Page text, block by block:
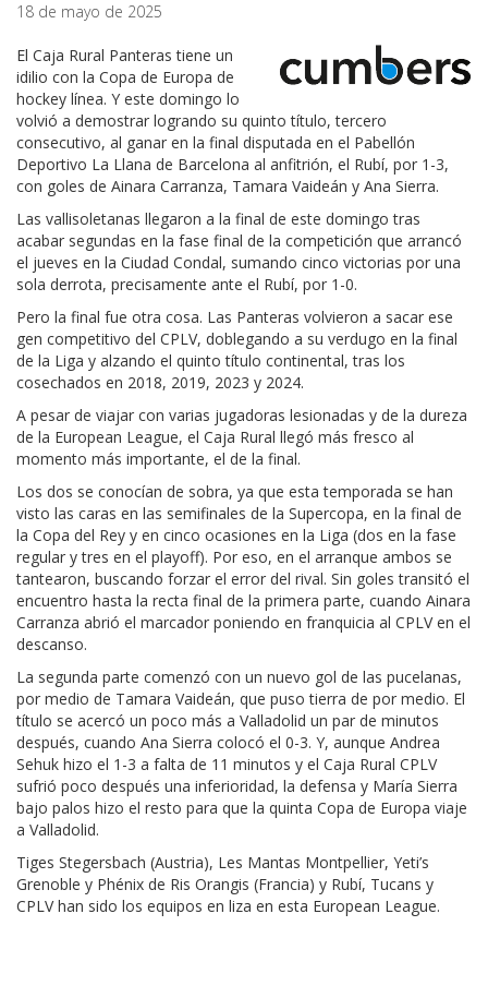
18 de mayo de 2025
El Caja Rural Panteras tiene un
idilio con la Copa de Europa de
hockey línea. Y este domingo lo
volvió a demostrar logrando su quinto título, tercero
consecutivo, al ganar en la final disputada en el Pabellón
Deportivo La Llana de Barcelona al anfitrión, el Rubí, por 1-3,
con goles de Ainara Carranza, Tamara Vaideán y Ana Sierra.
Las vallisoletanas llegaron a la final de este domingo tras
acabar segundas en la fase final de la competición que arrancó
el jueves en la Ciudad Condal, sumando cinco victorias por una
sola derrota, precisamente ante el Rubí, por 1-0.
Pero la final fue otra cosa. Las Panteras volvieron a sacar ese
gen competitivo del CPLV, doblegando a su verdugo en la final
de la Liga y alzando el quinto título continental, tras los
cosechados en 2018, 2019, 2023 y 2024.
A pesar de viajar con varias jugadoras lesionadas y de la dureza
de la European League, el Caja Rural llegó más fresco al
momento más importante, el de la final.
Los dos se conocían de sobra, ya que esta temporada se han
visto las caras en las semifinales de la Supercopa, en la final de
la Copa del Rey y en cinco ocasiones en la Liga (dos en la fase
regular y tres en el playoff). Por eso, en el arranque ambos se
tantearon, buscando forzar el error del rival. Sin goles transitó el
encuentro hasta la recta final de la primera parte, cuando Ainara
Carranza abrió el marcador poniendo en franquicia al CPLV en el
descanso.
La segunda parte comenzó con un nuevo gol de las pucelanas,
por medio de Tamara Vaideán, que puso tierra de por medio. El
título se acercó un poco más a Valladolid un par de minutos
después, cuando Ana Sierra colocó el 0-3. Y, aunque Andrea
Sehuk hizo el 1-3 a falta de 11 minutos y el Caja Rural CPLV
sufrió poco después una inferioridad, la defensa y María Sierra
bajo palos hizo el resto para que la quinta Copa de Europa viaje
a Valladolid.
Tiges Stegersbach (Austria), Les Mantas Montpellier, Yeti’s
Grenoble y Phénix de Ris Orangis (Francia) y Rubí, Tucans y
CPLV han sido los equipos en liza en esta European League.